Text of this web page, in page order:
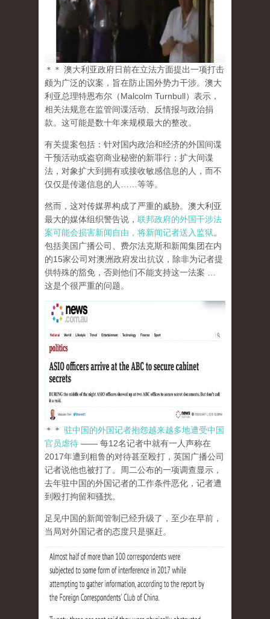
＊＊ 澳大利亚政府日前在立法方面提出一项打击
颇为广泛的议案，旨在防止国外势力干涉。澳大
利亚总理特恩布尔（Malcolm Turnbull）表示，
相关法规意在监管间谍活动、反情报与政治捐
款。这可能是数十年来规模最大的整改。
有关提案包括：针对国内政治和经济的外国间谍
干预活动或盗窃商业秘密的新罪行；扩大间谍
法，对象扩大到拥有或接收敏感信息的人，而不
仅仅是传递信息的人……等等。
然而，这对传媒界构成了严重的威胁。澳大利亚
最大的媒体组织警告说， 联邦政府的外国干涉法
案可能会损害新闻自由，将新闻记者送入监狱。
包括美国广播公司、费尔法克斯和新闻集团在内
的15家公司对澳洲政府发出抗议，除非为记者提
供特殊的豁免，否则他们不能支持这一法案 …
这是个很严重的问题。
＊＊ 驻中国的外国记者抱怨越来越多地遭受中国
官员虐待 —— 每12名记者中就有一人声称在
2017年遭到粗鲁的对待甚至殴打，英国广播公司
记者说他也被打了。周二公布的一项调查显示，
去年驻中国的外国记者的工作条件恶化，记者遭
到殴打拘留和骚扰。
足见中国的新闻管制已经升级了，至少在早前，
当局对外国记者的态度只是驱赶。